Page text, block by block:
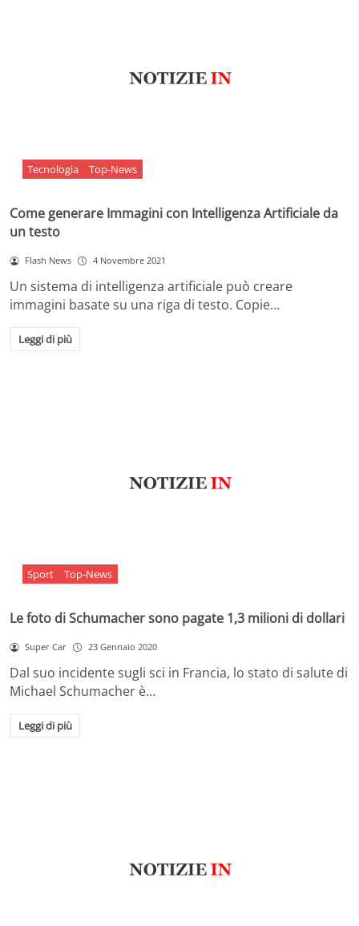
Tecnologia Top-News
Come generare Immagini con Intelligenza Artificiale da
un testo
Flash News 4 Novembre 2021
Un sistema di intelligenza artificiale può creare
immagini basate su una riga di testo. Copie…
Leggi di più
Sport Top-News
Le foto di Schumacher sono pagate 1,3 milioni di dollari
Super Car 23 Gennaio 2020
Dal suo incidente sugli sci in Francia, lo stato di salute di
Michael Schumacher è…
Leggi di più